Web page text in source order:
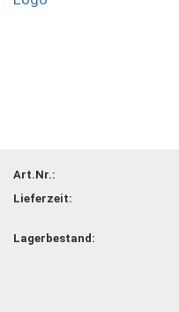
Art.Nr.:
Lieferzeit:
Lagerbestand: